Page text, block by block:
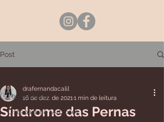
Post
Todos posts
Osteoartrite (Artrose)
Síndrome das Pernas
drafernandacalil
16 de dez. de 20211 min de leitura